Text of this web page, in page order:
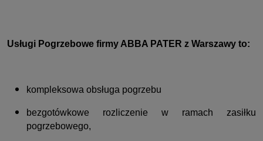
Usługi Pogrzebowe firmy ABBA PATER z Warszawy to:
kompleksowa obsługa pogrzebu
bezgotówkowe rozliczenie w ramach zasiłku
pogrzebowego,